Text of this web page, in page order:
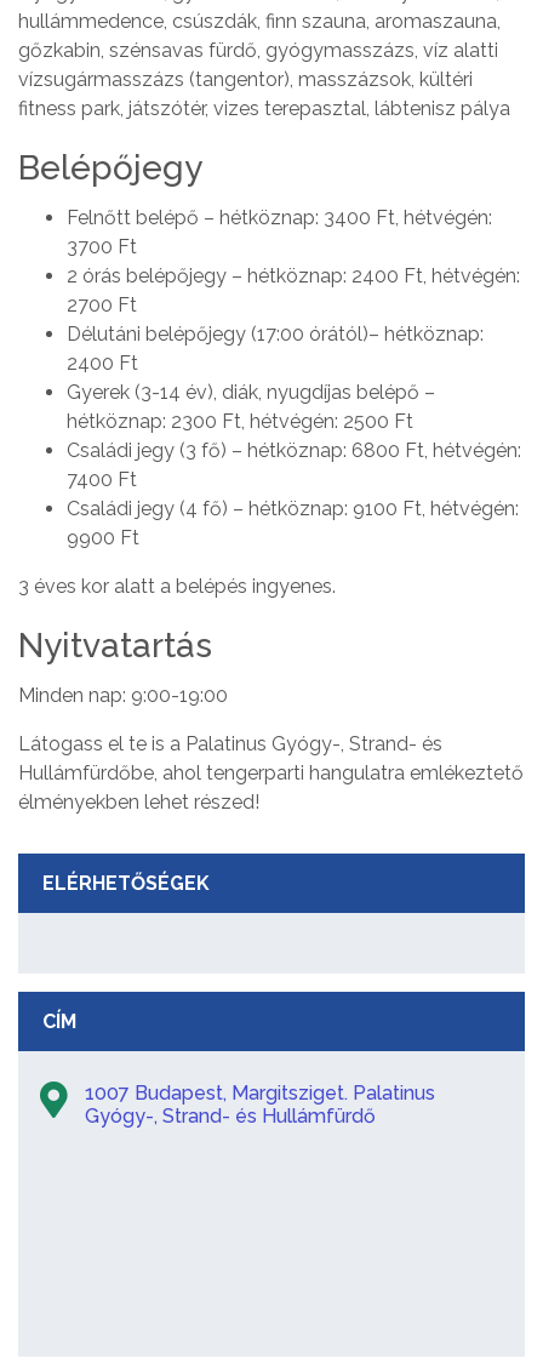
hullámmedence, csúszdák, finn szauna, aromaszauna,
gőzkabin, szénsavas fürdő, gyógymasszázs, víz alatti
vízsugármasszázs (tangentor), masszázsok, kültéri
fitness park, játszótér, vizes terepasztal, lábtenisz pálya
Belépőjegy
Felnőtt belépő – hétköznap: 3400 Ft, hétvégén:
3700 Ft
2 órás belépőjegy – hétköznap: 2400 Ft, hétvégén:
2700 Ft
Délutáni belépőjegy (17:00 órától)– hétköznap:
2400 Ft
Gyerek (3-14 év), diák, nyugdíjas belépő –
hétköznap: 2300 Ft, hétvégén: 2500 Ft
Családi jegy (3 fő) – hétköznap: 6800 Ft, hétvégén:
7400 Ft
Családi jegy (4 fő) – hétköznap: 9100 Ft, hétvégén:
9900 Ft
3 éves kor alatt a belépés ingyenes.
Nyitvatartás
Minden nap: 9:00-19:00
Látogass el te is a Palatinus Gyógy-, Strand- és
Hullámfürdőbe, ahol tengerparti hangulatra emlékeztető
élményekben lehet részed!
ELÉRHETŐSÉGEK
CÍM
1007 Budapest, Margitsziget. Palatinus
Gyógy-, Strand- és Hullámfürdő